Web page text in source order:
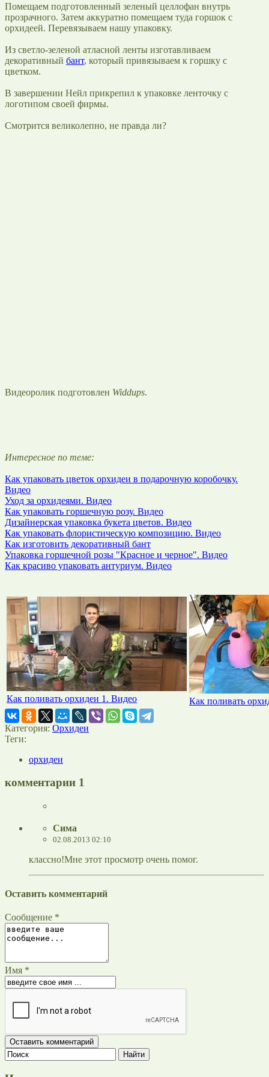
Помещаем подготовленный зеленый целлофан внутрь
прозрачного. Затем аккуратно помещаем туда горшок с
орхидеей. Перевязываем нашу упаковку.
Из светло-зеленой атласной ленты изготавливаем
декоративный бант, который привязываем к горшку с
цветком.
В завершении Нейл прикрепил к упаковке ленточку с
логотипом своей фирмы.
Смотрится великолепно, не правда ли?
Видеоролик подготовлен Widdups.
Интересное по теме:
Как упаковать цветок орхидеи в подарочную коробочку.
Видео
Уход за орхидеями. Видео
Как упаковать горшечную розу. Видео
Дизайнерская упаковка букета цветов. Видео
Как упаковать флористическую композицию. Видео
Как изготовить декоративный бант
Упаковка горшечной розы "Красное и черное". Видео
Как красиво упаковать антуриум. Видео
Как поливать орхидеи 1. Видео Как поливать
Категория: Орхидеи
Теги:
орхидеи
комментарии 1
Сима
02.08.2013 02:10
классно!Мне этот просмотр очень помог.
Оставить комментарий
Сообщение *
Имя *